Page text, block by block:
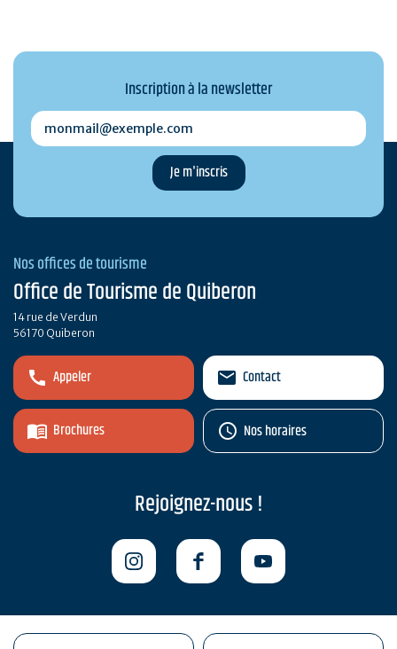
Inscription à la newsletter
monmail@exemple.com
Nos offices de tourisme
Office de Tourisme de Quiberon
14 rue de Verdun
56170 Quiberon
Appeler
Brochures
Contact
Nos horaires
Rejoignez-nous !